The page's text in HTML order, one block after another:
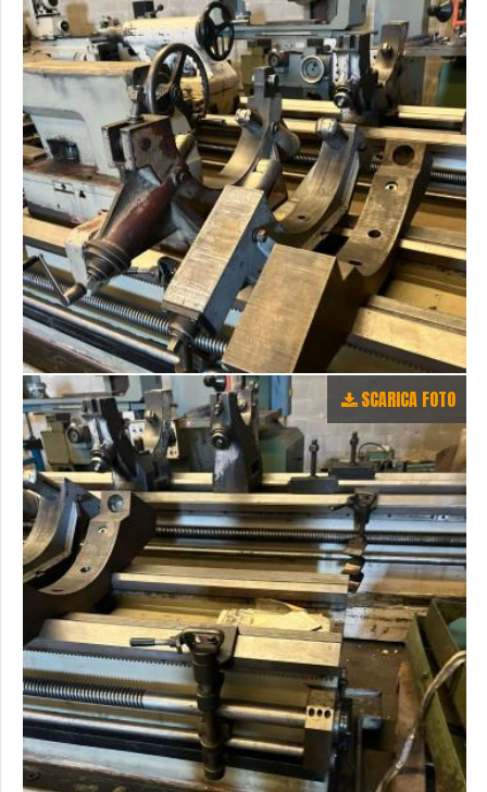
SCARICA FOTO